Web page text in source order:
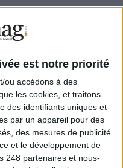
est notre priorité
ou accédons à des
les cookies, et traitons
des identifiants uniques et
par un appareil pour des
des mesures de publicité
et le développement de
248 partenaires et nous-
distributeur de matériel
performance, modularité et prix.